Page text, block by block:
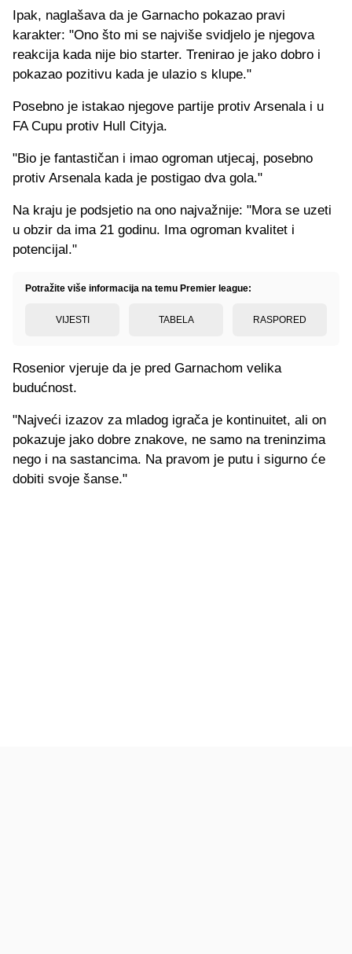
Ipak, naglašava da je Garnacho pokazao pravi
karakter: "Ono što mi se najviše svidjelo je njegova
reakcija kada nije bio starter. Trenirao je jako dobro i
pokazao pozitivu kada je ulazio s klupe."
Posebno je istakao njegove partije protiv Arsenala i u
FA Cupu protiv Hull Cityja.
"Bio je fantastičan i imao ogroman utjecaj, posebno
protiv Arsenala kada je postigao dva gola."
Na kraju je podsjetio na ono najvažnije: "Mora se uzeti
u obzir da ima 21 godinu. Ima ogroman kvalitet i
potencijal."
Potražite više informacija na temu Premier league:
VIJESTI TABELA RASPORED
Rosenior vjeruje da je pred Garnachom velika
budućnost.
"Najveći izazov za mladog igrača je kontinuitet, ali on
pokazuje jako dobre znakove, ne samo na treninzima
nego i na sastancima. Na pravom je putu i sigurno će
dobiti svoje šanse."